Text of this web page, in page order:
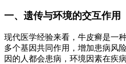
一、遗传与环境的交互作用
现代医学经验来看，牛皮癣是一
多个基因共同作用，增加患病风
因的人都会患病，环境因素在疾